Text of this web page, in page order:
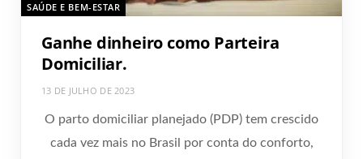
SAÚDE E BEM-ESTAR
Ganhe dinheiro como Parteira
Domiciliar.
13 DE JULHO DE 2023
O parto domiciliar planejado (PDP) tem crescido
cada vez mais no Brasil por conta do conforto,